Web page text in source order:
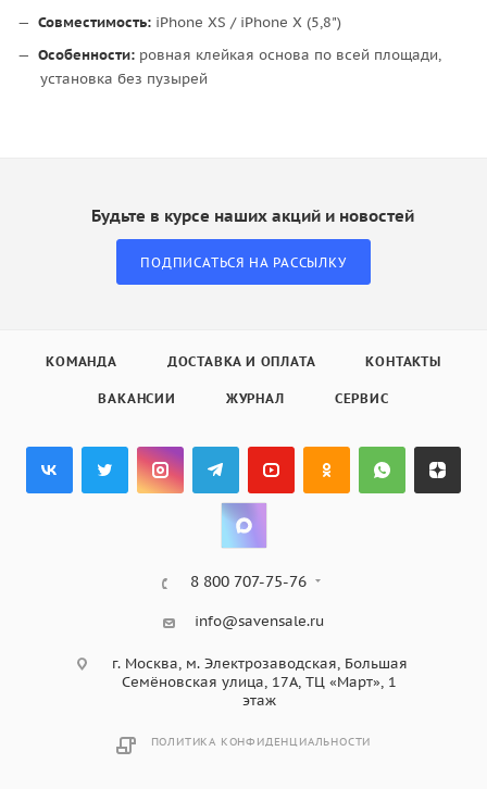
Совместимость: iPhone XS / iPhone X (5,8")
Особенности: ровная клейкая основа по всей площади,
установка без пузырей
Будьте в курсе наших акций и новостей
ПОДПИСАТЬСЯ НА РАССЫЛКУ
КОМАНДА ДОСТАВКА И ОПЛАТА КОНТАКТЫ
ВАКАНСИИ ЖУРНАЛ СЕРВИС
8 800 707-75-76
info@savensale.ru
г. Москва, м. Электрозаводская, Большая
Семёновская улица, 17А, ТЦ «Март», 1
этаж
ПОЛИТИКА КОНФИДЕНЦИАЛЬНОСТИ